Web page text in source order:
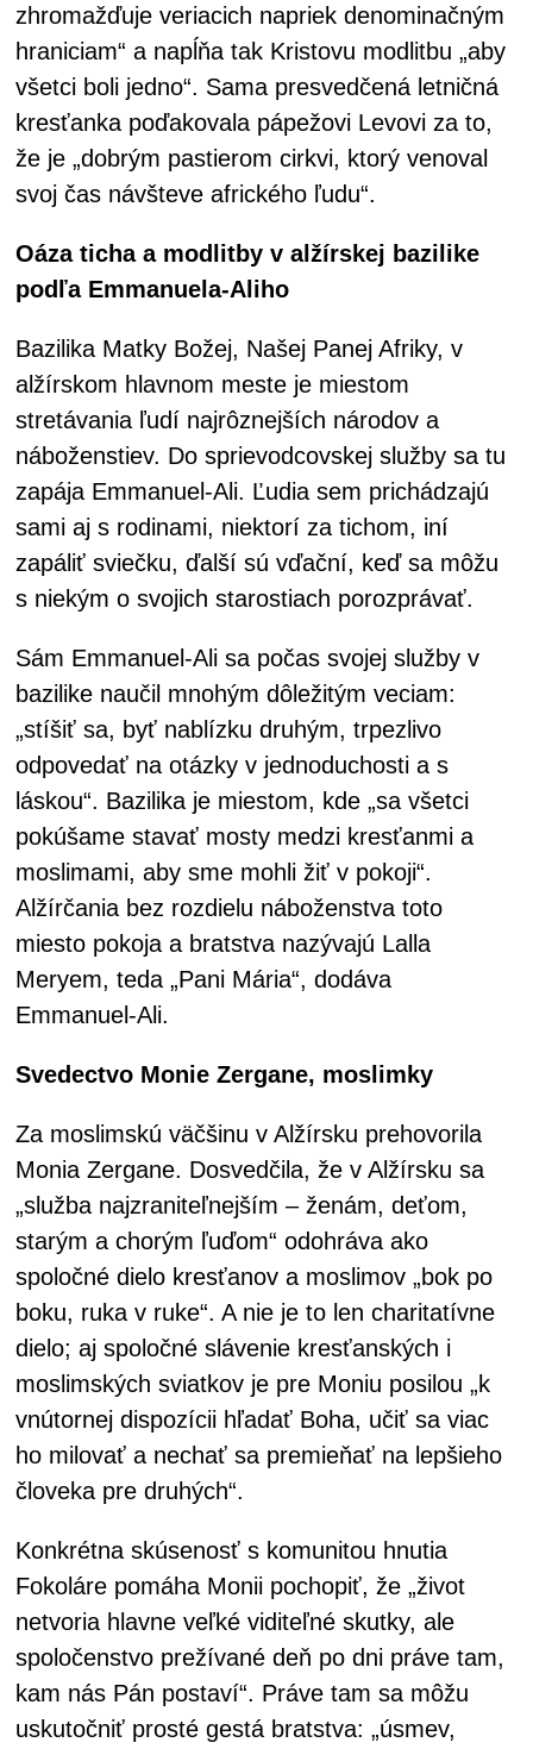
zhromažďuje veriacich napriek denominačným
hraniciam“ a napĺňa tak Kristovu modlitbu „aby
všetci boli jedno“. Sama presvedčená letničná
kresťanka poďakovala pápežovi Levovi za to,
že je „dobrým pastierom cirkvi, ktorý venoval
svoj čas návšteve afrického ľudu“.
Oáza ticha a modlitby v alžírskej bazilike
podľa Emmanuela-Aliho
Bazilika Matky Božej, Našej Panej Afriky, v
alžírskom hlavnom meste je miestom
stretávania ľudí najrôznejších národov a
náboženstiev. Do sprievodcovskej služby sa tu
zapája Emmanuel-Ali. Ľudia sem prichádzajú
sami aj s rodinami, niektorí za tichom, iní
zapáliť sviečku, ďalší sú vďační, keď sa môžu
s niekým o svojich starostiach porozprávať.
Sám Emmanuel-Ali sa počas svojej služby v
bazilike naučil mnohým dôležitým veciam:
„stíšiť sa, byť nablízku druhým, trpezlivo
odpovedať na otázky v jednoduchosti a s
láskou“. Bazilika je miestom, kde „sa všetci
pokúšame stavať mosty medzi kresťanmi a
moslimami, aby sme mohli žiť v pokoji“.
Alžírčania bez rozdielu náboženstva toto
miesto pokoja a bratstva nazývajú Lalla
Meryem, teda „Pani Mária“, dodáva
Emmanuel-Ali.
Svedectvo Monie Zergane, moslimky
Za moslimskú väčšinu v Alžírsku prehovorila
Monia Zergane. Dosvedčila, že v Alžírsku sa
„služba najzraniteľnejším – ženám, deťom,
starým a chorým ľuďom“ odohráva ako
spoločné dielo kresťanov a moslimov „bok po
boku, ruka v ruke“. A nie je to len charitatívne
dielo; aj spoločné slávenie kresťanských i
moslimských sviatkov je pre Moniu posilou „k
vnútornej dispozícii hľadať Boha, učiť sa viac
ho milovať a nechať sa premieňať na lepšieho
človeka pre druhých“.
Konkrétna skúsenosť s komunitou hnutia
Fokoláre pomáha Monii pochopiť, že „život
netvoria hlavne veľké viditeľné skutky, ale
spoločenstvo prežívané deň po dni práve tam,
kam nás Pán postaví“. Práve tam sa môžu
uskutočniť prosté gestá bratstva: „úsmev,